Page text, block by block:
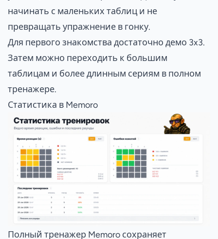
начинать с маленьких таблиц и не
превращать упражнение в гонку.
Для первого знакомства достаточно демо 3x3.
Затем можно переходить к большим
таблицам и более длинным сериям в полном
тренажере.
Статистика в Memoro
Полный тренажер Memoro сохраняет